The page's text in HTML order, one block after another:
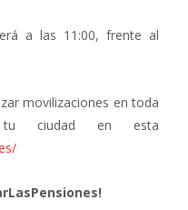
a las 11:00, frente al
movilizaciones en toda
tu ciudad en esta